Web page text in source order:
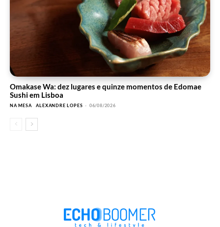
Omakase Wa: dez lugares e quinze momentos de Edomae
Sushi em Lisboa
NA MESA ALEXANDRE LOPES - 06/08/2026